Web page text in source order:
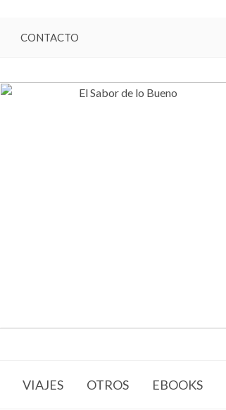
CONTACTO
VIAJES OTROS EBOOKS